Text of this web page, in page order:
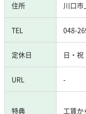
住所 川口
TEL 048-
定休日 日・祝
URL -
特典 工賃か